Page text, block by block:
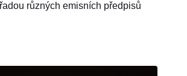
různých emisních předpisů